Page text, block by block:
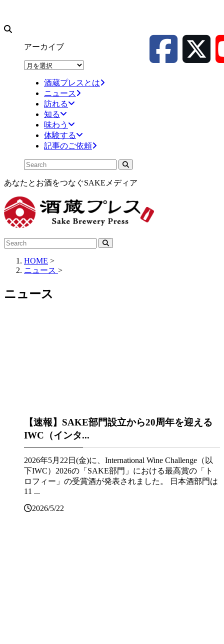
アーカイブ
ア
酒蔵プレスとは
ニュース
訪れる
知る
味わう
体験する
記事のご依頼
あなたとお酒をつなぐSAKEメディア
HOME >
ニュース >
ニュース
【速報】SAKE部門設立から20周年を迎える
IWC（インタ...
2026年5月22日(金)に、International Wine Challenge（以
下IWC）2026の「SAKE部門」における最高賞の「ト
ロフィー」の受賞酒が発表されました。 日本酒部門は
11 ...
2026/5/22